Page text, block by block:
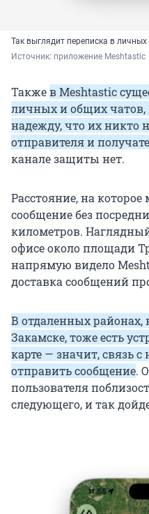
Так выглядит переписка в
Источник: приложение Meshtastic
Такжев Meshtastic
личных и общих чатов,
надежду, что их никто
отправителя и
канале защиты нет.
Расстояние, на
сообщение без
километров.
офисе около площади
напрямую видело
доставка сообщений
В отдаленных
Закамске, тоже есть
карте — значит, связь
отправить сообщение.
пользователя
следующего, и так